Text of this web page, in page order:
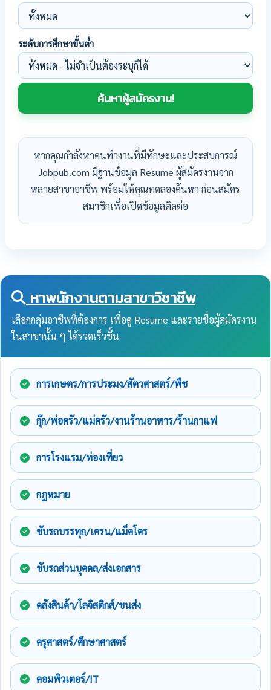
ระดับการศึกษาขั้นต่ำ
หากคุณกำลังหาคนทำงานที่มีทักษะและประสบการณ์
Jobpub.com มีฐานข้อมูล Resume ผู้สมัครงานจาก
หลายสาขาอาชีพ พร้อมให้คุณทดลองค้นหา ก่อนสมัคร
สมาชิกเพื่อเปิดข้อมูลติดต่อ
หาพนักงานตามสาขาวิชาชีพ
เลือกกลุ่มอาชีพที่ต้องการ เพื่อดู Resume และรายชื่อผู้สมัครงาน
ในสาขานั้น ๆ ได้รวดเร็วขึ้น
การเกษตร/การประมง/สัตวศาสตร์/พืช
กุ๊ก/พ่อครัว/แม่ครัว/งานร้านอาหาร/ร้านกาแฟ
การโรงแรม/ท่องเที่ยว
กฎหมาย
ขับรถบรรทุก/เครน/แม็คโคร
ขับรถส่วนบุคคล/ส่งเอกสาร
คลังสินค้า/โลจิสติกส์/ขนส่ง
ครุศาสตร์/ศึกษาศาสตร์
คอมพิวเตอร์/IT